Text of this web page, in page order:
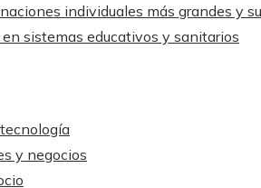
individuales más grandes y su
sistemas educativos y sanitarios
y negocios